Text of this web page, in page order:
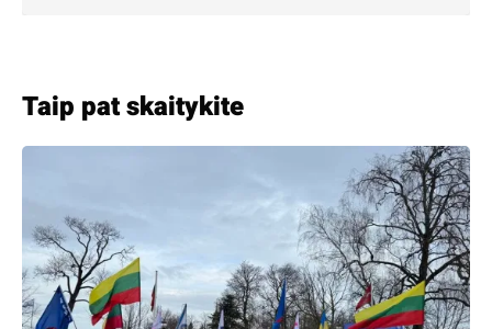
Taip pat skaitykite